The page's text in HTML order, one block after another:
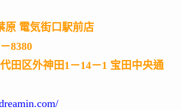
原 電気街口駅前店
8380
田区外神田1－14－1 宝田中央通